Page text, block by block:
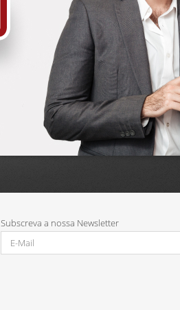
Parcerias:
Subscreva a nossa Newsletter